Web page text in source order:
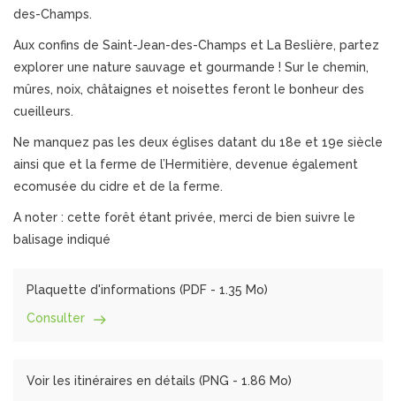
des-Champs.
Aux confins de Saint-Jean-des-Champs et La Beslière, partez
explorer une nature sauvage et gourmande ! Sur le chemin,
mûres, noix, châtaignes et noisettes feront le bonheur des
cueilleurs.
Ne manquez pas les deux églises datant du 18e et 19e siècle
ainsi que et la ferme de l’Hermitière, devenue également
ecomusée du cidre et de la ferme.
A noter : cette forêt étant privée, merci de bien suivre le
balisage indiqué
Plaquette d'informations (PDF - 1.35 Mo)
Consulter
Voir les itinéraires en détails (PNG - 1.86 Mo)